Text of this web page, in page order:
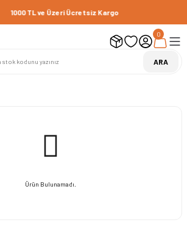
1000 TL ve Üzeri Ücretsiz Kargo
ARA
0
Ürün Bulunamadı.